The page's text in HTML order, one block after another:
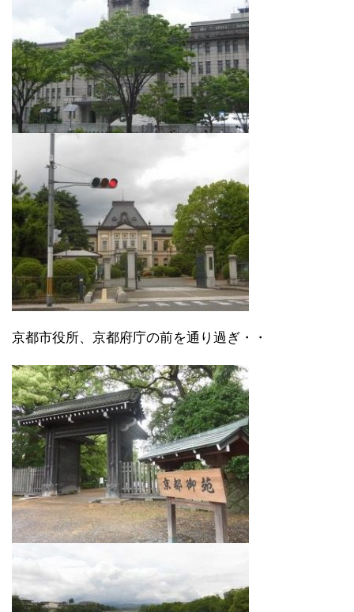
京都市役所、京都府庁の前を通り過ぎ・・